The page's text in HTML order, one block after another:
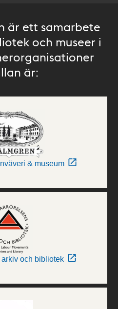
är ett samarbete
och museer i
är:
& museum
och bibliotek